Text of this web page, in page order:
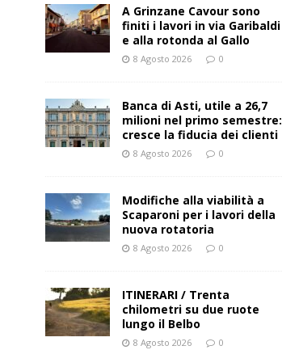
A Grinzane Cavour sono
finiti i lavori in via Garibaldi
e alla rotonda al Gallo
8 Agosto 2026 0
Banca di Asti, utile a 26,7
milioni nel primo semestre:
cresce la fiducia dei clienti
8 Agosto 2026 0
Modifiche alla viabilità a
Scaparoni per i lavori della
nuova rotatoria
8 Agosto 2026 0
ITINERARI / Trenta
chilometri su due ruote
lungo il Belbo
8 Agosto 2026 0